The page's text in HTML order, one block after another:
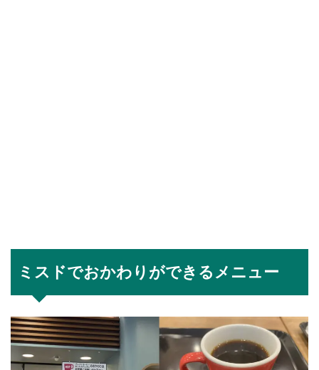
ミスドでおかわりができるメニュー